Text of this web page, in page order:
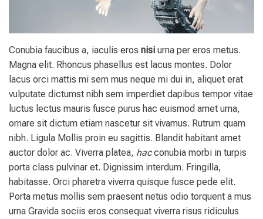
Conubia faucibus a, iaculis eros nisi urna per eros metus.
Magna elit. Rhoncus phasellus est lacus montes. Dolor
lacus orci mattis mi sem mus neque mi dui in, aliquet erat
vulputate dictumst nibh sem imperdiet dapibus tempor vitae
luctus lectus mauris fusce purus hac euismod amet urna,
ornare sit dictum etiam nascetur sit vivamus. Rutrum quam
nibh. Ligula Mollis proin eu sagittis. Blandit habitant amet
auctor dolor ac. Viverra platea, hacconubia morbi in turpis
porta class pulvinar et. Dignissim interdum. Fringilla,
habitasse. Orci pharetra viverra quisque fusce pede elit.
Porta metus mollis sem praesent netus odio torquent a mus
urna Gravida sociis eros consequat viverra risus ridiculus